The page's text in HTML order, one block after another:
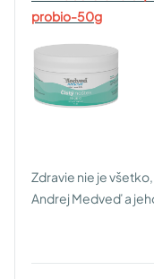
probio-50g
Zdravie nie je
Andrej Medveď a